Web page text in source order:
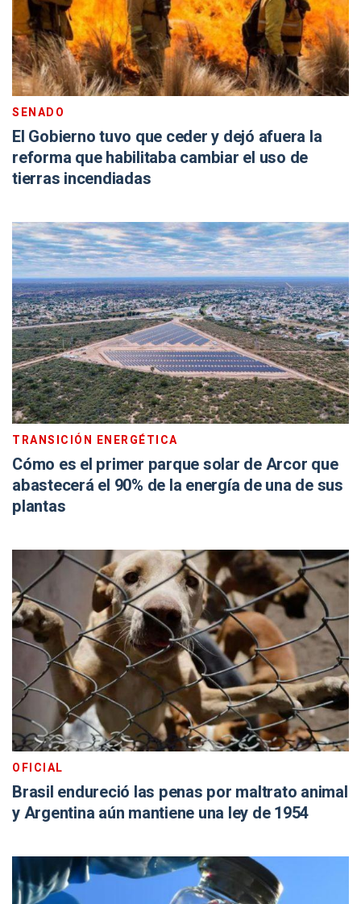
SENADO
El Gobierno tuvo que ceder y dejó afuera la
reforma que habilitaba cambiar el uso de
tierras incendiadas
TRANSICIÓN ENERGÉTICA
Cómo es el primer parque solar de Arcor que
abastecerá el 90% de la energía de una de sus
plantas
OFICIAL
Brasil endureció las penas por maltrato animal
y Argentina aún mantiene una ley de 1954